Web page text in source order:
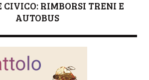
CIVICO: RIMBORSI TRENI E
AUTOBUS